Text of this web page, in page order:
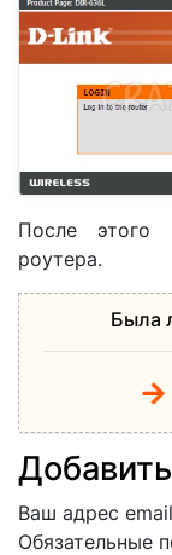
После этого
роутера.
Была
Ваш адрес
Обязательные